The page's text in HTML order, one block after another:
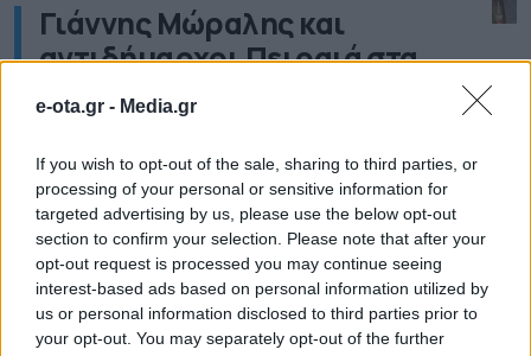
e-ota.gr - Media.gr
If you wish to opt-out of the sale, sharing to third parties, or
processing of your personal or sensitive information for
targeted advertising by us, please use the below opt-out
section to confirm your selection. Please note that after your
opt-out request is processed you may continue seeing
interest-based ads based on personal information utilized by
us or personal information disclosed to third parties prior to
your opt-out. You may separately opt-out of the further
Γιάννης Μώραλης και
αντιδήμαρχοι Πειραιά στα
εγκαίνια της 19ης Έκθεσης
«Κρήτη η Μεγάλη Συνάντηση»
Ο Δήμαρχος Πειραιά επισκέφθηκε σήμερα την 19η
Έκθεση τοπικών προϊόντων και υπηρεσιών:
«Κρήτη- Η Μεγάλη Συνάντηση – Τοπικά προϊόντα και
Γεύσεις Ελλάδας», η οποία πραγματοποιείται στο
παραλιακό μέτωπο της Ζέας έως στις 19 Ιουλίου. Ο
κ. Μώραλης περιηγήθηκε μαζί με τους
Αντιδημάρχους κα Ανδριάνα Ζαρακέλη και κ.κ.
14.07.2020 - 15.14